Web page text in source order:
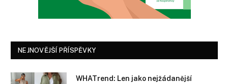
NEJNOVĚJŠÍ PŘÍSPĚVKY
WHATrend: Len jako nejžádanější